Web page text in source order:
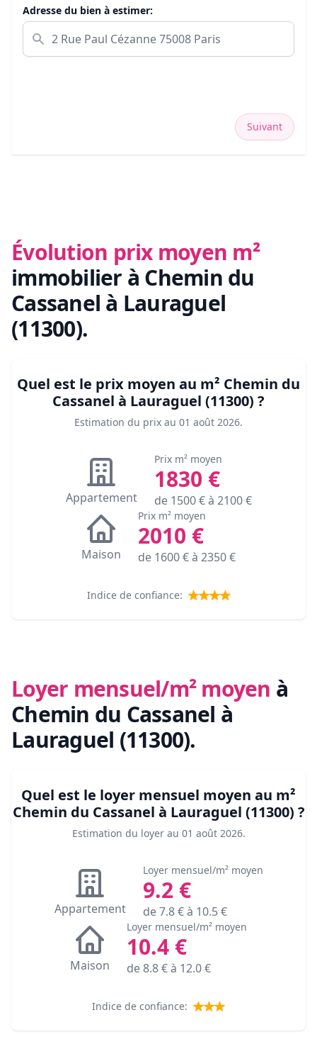
Adresse du bien à estimer:
Suivant
Évolution prix moyen m²
immobilier à Chemin du
Cassanel à Lauraguel
(11300).
Quel est le prix moyen au m² Chemin du
Cassanel à Lauraguel (11300) ?
Estimation du prix au 01 août 2026.
Appartement
Prix m² moyen
1830 €
de 1500€ à 2100€
Maison
Prix m² moyen
2010 €
de 1600€ à 2350€
Indice de confiance:
Loyer mensuel/m² moyen à
Chemin du Cassanel à
Lauraguel (11300).
Quel est le loyer mensuel moyen au m²
Chemin du Cassanel à Lauraguel (11300) ?
Estimation du loyer au 01 août 2026.
Appartement
Loyer mensuel/m² moyen
9.2€
de7.8€ à 10.5€
Maison
Loyer mensuel/m² moyen
10.4 €
de8.8€ à 12.0€
Indice de confiance: